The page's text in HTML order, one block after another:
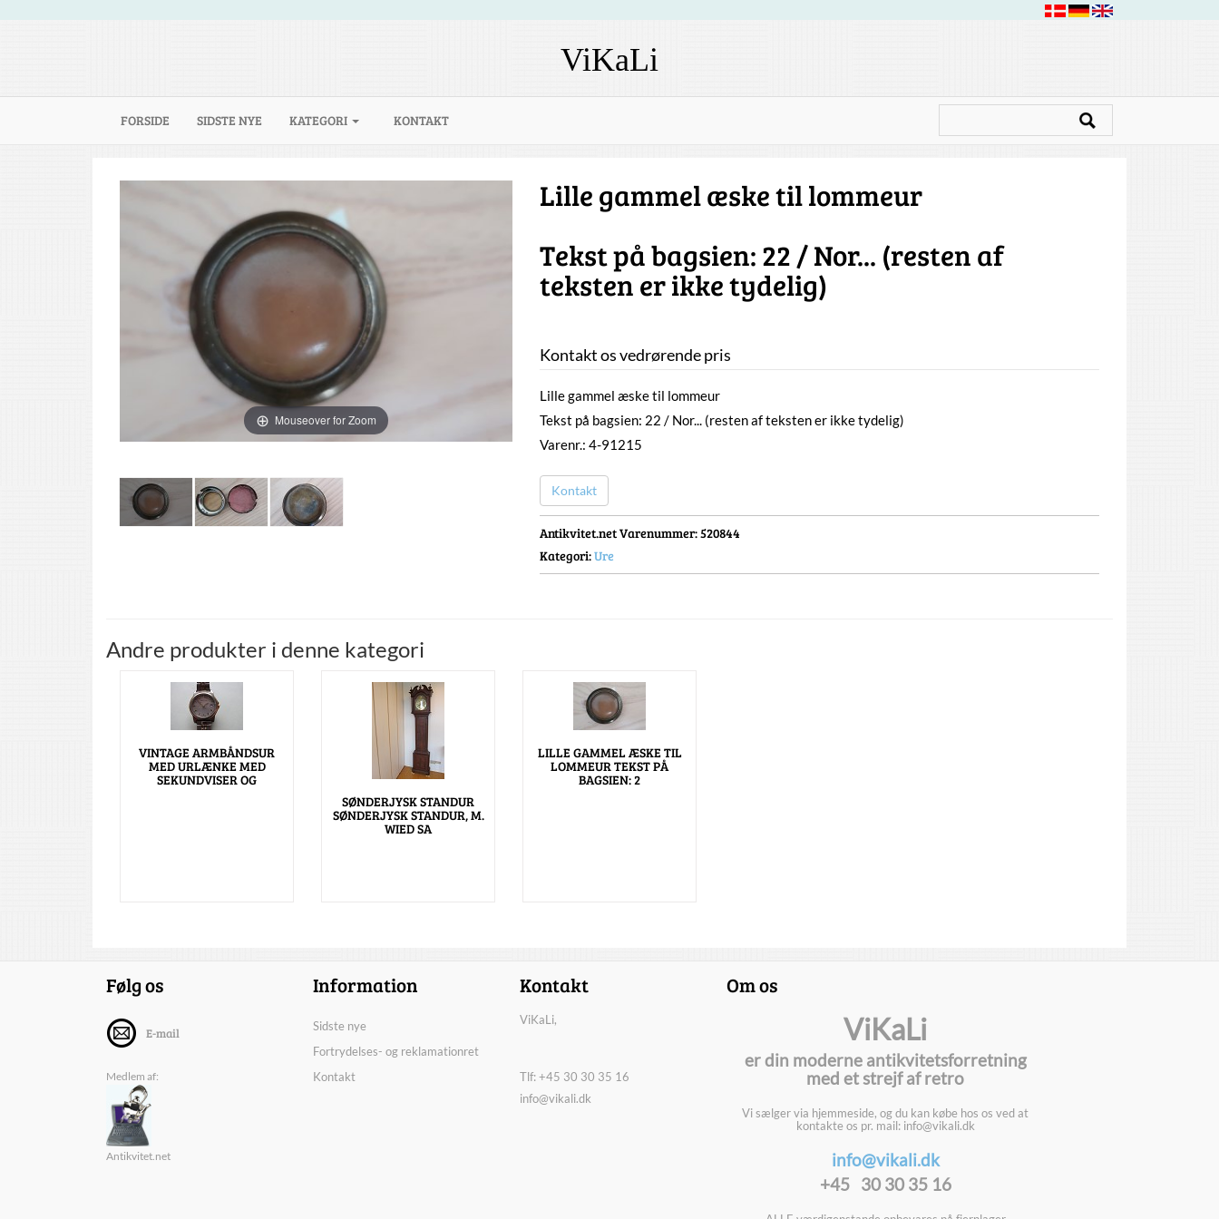
ViKaLi
FORSIDE (CURRENT)
SIDSTE NYE KATEGORI KONTAKT
Mouseover for Zoom
Lille gammel æske til lommeur
Tekst på bagsien: 22 / Nor... (resten af
teksten er ikke tydelig)
Kontakt os vedrørende pris
Lille gammel æske til lommeur
Tekst på bagsien: 22 / Nor... (resten af teksten er ikke tydelig)
Varenr.: 4-91215
Kontakt
Antikvitet.net Varenummer: 520844
Kategori:Ure
Andre produkter i denne kategori
VINTAGE ARMBÅNDSUR
MED URLÆNKE MED
SEKUNDVISER OG
SØNDERJYSK STANDUR
SØNDERJYSK STANDUR, M.
WIED SA
LILLE GAMMEL ÆSKE TIL
LOMMEUR TEKST PÅ
BAGSIEN: 2
Følg os
E-mail
Medlem af:
Antikvitet.net
Information
Sidste nye
Fortrydelses- og reklamationret
Kontakt
Kontakt
ViKaLi,
Tlf: +45 30 30 35 16
info@vikali.dk
Om os
ViKaLi
er din moderne antikvitetsforretning
med et strejf af retro
Vi sælger via hjemmeside, og du kan købe hos os ved at
kontakte os pr. mail: info@vikali.dk
info@vikali.dk
+45 30 30 35 16